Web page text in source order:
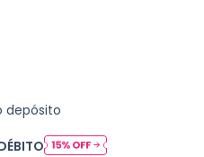
depósito